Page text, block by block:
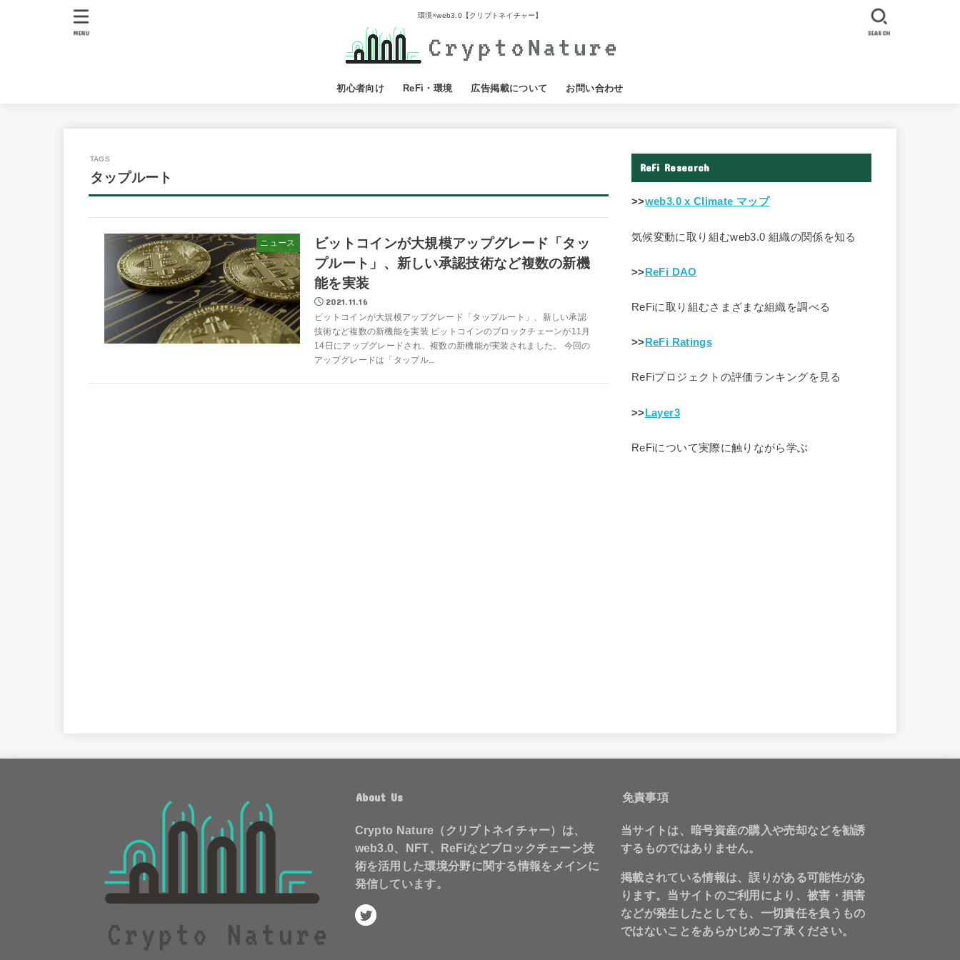
環境×web3.0【クリプトネイチャー】
初心者向け ReFi・環境 広告掲載について お問い合わせ
SEARCH
MENU
タップルート
ニュース
ビットコインが大規模アップグレード「タッ
プルート」、新しい承認技術など複数の新機
能を実装
2021.11.16
ビットコインが大規模アップグレード「タップルート」、新しい承認
技術など複数の新機能を実装 ビットコインのブロックチェーンが11月
14日にアップグレードされ、複数の新機能が実装されました。 今回の
アップグレードは「タップル...
ReFi Research
>>web3.0 x Climate マップ
気候変動に取り組むweb3.0 組織の関係を知る
>> ReFi DAO
ReFiに取り組むさまざまな組織を調べる
>> ReFi Ratings
ReFiプロジェクトの評価ランキングを見る
>>Layer3
ReFiについて実際に触りながら学ぶ
About Us
Crypto Nature（クリプトネイチャー）は、
web3.0、NFT、ReFiなどブロックチェーン技
術を活用した環境分野に関する情報をメインに
発信しています。
免責事項
当サイトは、暗号資産の購入や売却などを勧誘
するものではありません。
掲載されている情報は、誤りがある可能性があ
ります。当サイトのご利用により、被害・損害
などが発生したとしても、一切責任を負うもの
ではないことをあらかじめご了承ください。